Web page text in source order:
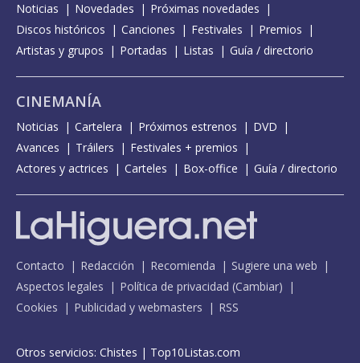
Noticias Novedades
Próximas novedades
Discos históricos
Canciones Festivales
Premios
Artistas y grupos
Portadas Listas Guía / directorio
CINEMANÍA
Noticias Cartelera Próximos estrenos
DVD
Avances
Tráilers
Festivales + premios
Actores y actrices
Carteles Box-office Guía / directorio
Contacto Redacción Recomienda
Sugiere una web
Aspectos legales
Política de privacidad (Cambiar)
Cookies
Publicidad y webmasters RSS
Otros servicios: Chistes | Top10Listas.com